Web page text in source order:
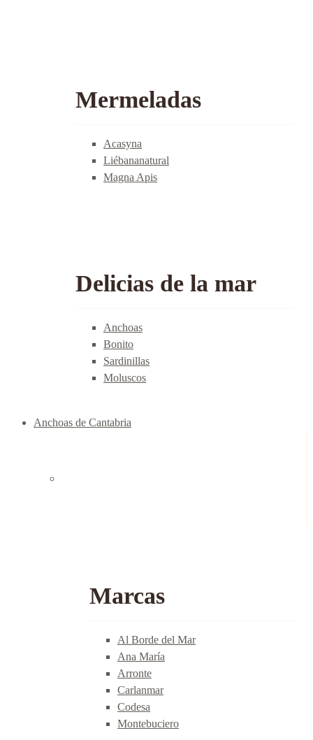
Mermeladas
Acasyna
Liébananatural
Magna Apis
Delicias de la mar
Anchoas
Bonito
Sardinillas
Moluscos
Anchoas de Cantabria
Marcas
Al Borde del Mar
Ana María
Arronte
Carlanmar
Codesa
Montebuciero